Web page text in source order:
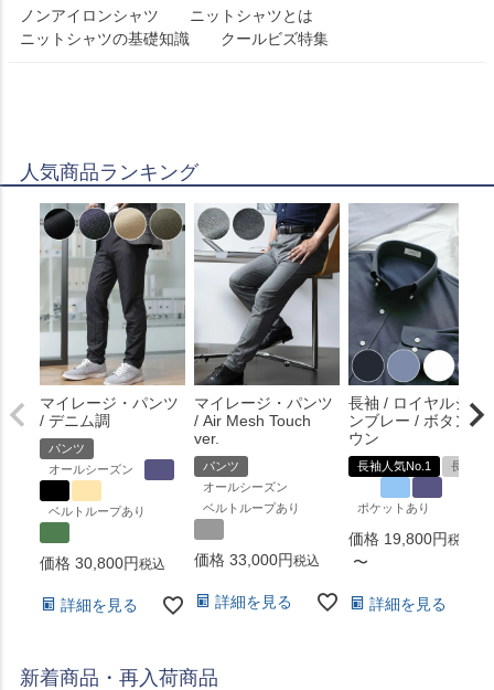
ノンアイロンシャツ
ニットシャツとは
ニットシャツの基礎知識
クールビズ特集
人気商品ランキング
マイレージ・パンツ
/ デニム調
パンツ
オールシーズン
ベルトループあり
価格 30,800 税込
詳細を見る
マイレージ・パンツ
/ Air Mesh Touch
ver.
パンツ
オールシーズン
ベルトループあり
価格 33,000 税込
詳細を見る
長袖 / ロイヤルシャ
ンブレー / ボタンダ
ウン
長袖人気No.1 長袖
ポケットあり
価格 19,800 税込
〜
詳細を見る
新着商品・再入荷商品